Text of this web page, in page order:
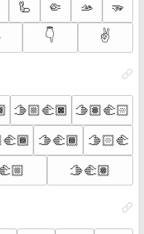
🦾 🤏 🫴
🫳
👇 ✌️
🫱🏼‍🫲🏿 🫱🏽‍🫲🏻
🫱‍🫲🏾
🫱🏻‍🫲
🫱‍🫲🏽